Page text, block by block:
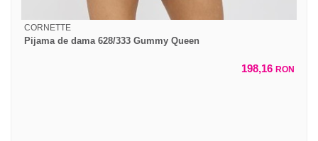
CORNETTE
Pijama de dama 628/333 Gummy Queen
198,16 RON